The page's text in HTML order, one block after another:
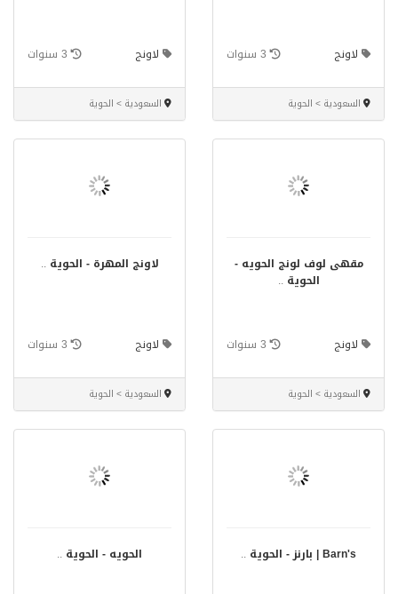
لاونج 3 سنوات
السعودية > الحوية
لاونج 3 سنوات
السعودية > الحوية
مقهى لوف لونج الحويه -
الحوية ..
لاونج 3 سنوات
السعودية > الحوية
لاونج المهرة - الحوية ..
لاونج 3 سنوات
السعودية > الحوية
Barn's | بارنز - الحوية .. الحويه - الحوية ..